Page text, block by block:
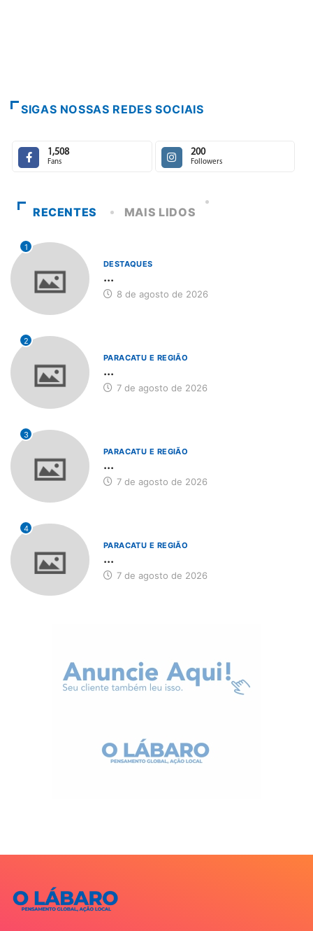
SIGAS NOSSAS REDES SOCIAIS
1,508
Fans
200
Followers
RECENTES MAIS LIDOS
1
DESTAQUES
...
8 de agosto de 2026
2
PARACATU E REGIÃO
...
7 de agosto de 2026
3
PARACATU E REGIÃO
...
7 de agosto de 2026
4
PARACATU E REGIÃO
...
7 de agosto de 2026